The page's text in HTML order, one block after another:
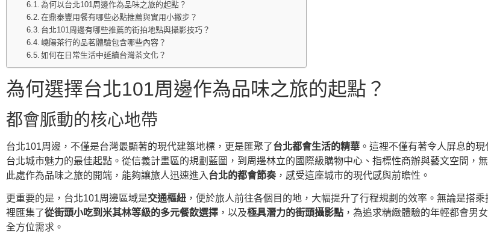
為何以台北101周邊作為品味之旅的起點？
在鼎泰豐用餐有哪些必點推薦與實用小撇步？
台北101周邊有哪些推薦的街拍地點與攝影技巧？
嶢陽茶行的品茗體驗包含哪些內容？
如何在日常生活中延續台灣茶文化？
為何選擇台北101周邊作為品味之旅的起點？
都會脈動的核心地帶
台北101周邊，不僅是台灣最顯著的現代建築地標，更是匯聚了台北都會生活的精華 。這裡不僅有著令人屏息的
台北城市魅力的最佳起點。從信義計畫區的規劃藍圖，到周邊林立的國際級購物中心、指標性商辦與藝文空間，
此處作為品味之旅的開端，能夠讓旅人迅速進入 台北的都會節奏，感受這座城市的現代感與前瞻性。
更重要的是，台北101周邊區域是交通樞紐 ，便於旅人前往各個目的地，大幅提升了行程規劃的效率。無論是搭
裡匯集了從街頭小吃到米其林等級的多元餐飲選擇 ，以及極具潛力的街頭攝影點 ，為追求精緻體驗的年輕都會男
全方位需求。